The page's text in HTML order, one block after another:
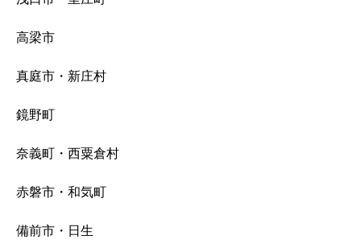
高梁市
真庭市・新庄村
鏡野町
奈義町・西粟倉村
赤磐市・和気町
備前市・日生